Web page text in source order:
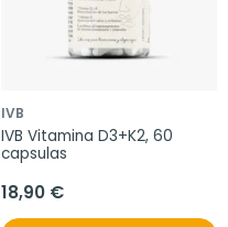
IVB
IVB Vitamina D3+K2, 60
capsulas
18,90 €